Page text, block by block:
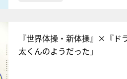
『世界体操・新体操』×『ド
太くんのようだった」